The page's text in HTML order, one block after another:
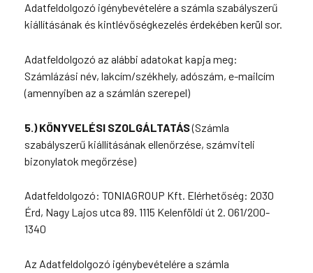
Adatfeldolgozó igénybevételére a számla szabályszerű
kiállításának és kintlévőségkezelés érdekében kerül sor.
Adatfeldolgozó az alábbi adatokat kapja meg:
Számlázási név, lakcím/székhely, adószám, e-mailcím
(amennyiben az a számlán szerepel)
5.) KÖNYVELÉSI SZOLGÁLTATÁS(Számla
szabályszerű kiállításának ellenőrzése, számviteli
bizonylatok megőrzése)
Adatfeldolgozó: TONIAGROUP Kft. Elérhetőség: 2030
Érd, Nagy Lajos utca 89. 1115 Kelenföldi út 2. 061/200-
1340
Az Adatfeldolgozó igénybevételére a számla